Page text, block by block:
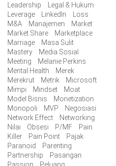
Leadership
Legal & Hukum
Leverage
LinkedIn
Loss
M&A
Manajemen
Market
Market Share
Marketplace
Marriage
Masa Sulit
Mastery
Media Sosial
Meeting
Melanie Perkins
Mental Health
Merek
Merekrut
Metrik
Microsoft
Mimpi
Mindset
Moat
Model Bisnis
Monetization
Monopoli
MVP
Negosiasi
Network Effect
Networking
Nilai
Obsesi P/MF
Pain
Killer
Pain Point
Pajak
Paranoid
Parenting
Partnership
Pasangan